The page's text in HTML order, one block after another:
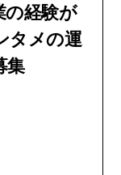
の経験が
タメの運
集